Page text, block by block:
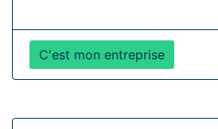
C'est mon entreprise